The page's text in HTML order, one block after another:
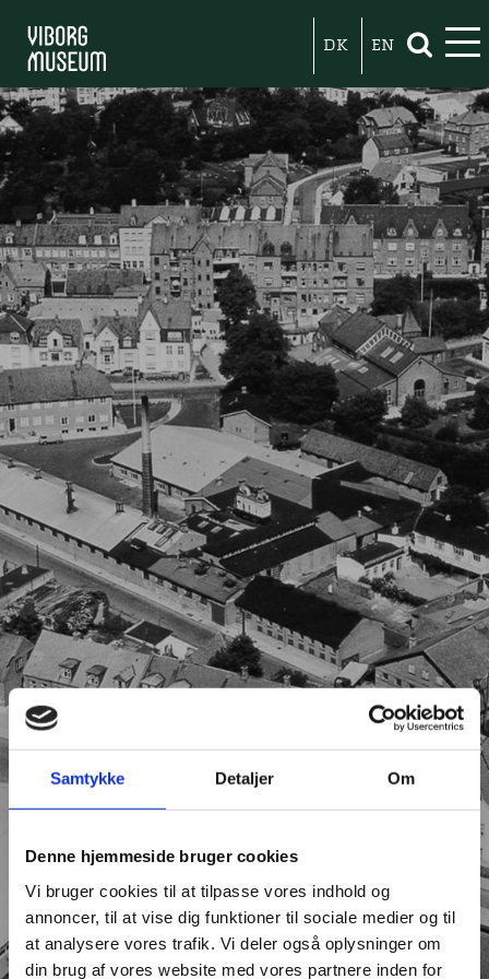
Samtykke Detaljer Om
Denne hjemmeside bruger cookies
Vi bruger cookies til at tilpasse vores indhold og
annoncer, til at vise dig funktioner til sociale medier og til
at analysere vores trafik. Vi deler også oplysninger om
din brug af vores website med vores partnere inden for
DK EN